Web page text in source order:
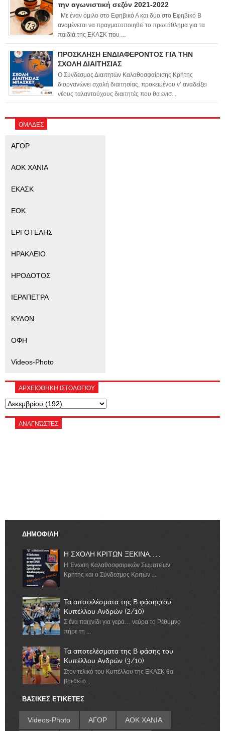
την αγωνιστική σεζόν 2021-2022
Με έναν όμιλο στο Εφηβικό Α και δύο στο Εφηβικό Β
αναμένεται να πραγματοποιηθεί το πρωτάθλημα για τα
παιδιά της ΕΚΑΣΚ που ...
ΠΡΟΣΚΛΗΣΗ ΕΝΔΙΑΦΕΡΟΝΤΟΣ ΓΙΑ ΤΗΝ
ΣΧΟΛΗ ΔΙΑΙΤΗΣΙΑΣ
Ο Σύνδεσμος Διαιτητών Καλαθοσφαίρισης Κρήτης
διοργανώνει σχολή διαιτησίας, προκειμένου ν’ αναδείξει
νέους ταλαντούχους διαιτητές που θα ενισ...
ΟΜΑΔΕΣ
ΑΓΟΡ
ΑΟΚ ΧΑΝΙΑ
ΕΚΑΣΚ
ΕΟΚ
ΕΡΓΟΤΕΛΗΣ
ΗΡΑΚΛΕΙΟ
ΗΡΟΔΟΤΟΣ
ΙΕΡΑΠΕΤΡΑ
ΚΥΔΩΝ
ΟΦΗ
Videos-Photo
ΑΡΧΕΙΟΘΗΚΗ ΙΣΤΟΛΟΓΙΟΥ
ΑΝΑΓΝΏΣΤΕΣ
ΔΗΜΟΦΙΛΗ
Η ΣΧΟΛΗ ΚΡΙΤΩΝ ΞΕΚΙΝΑ.......
Η Ένωση Καλαθοσφαιρικών Σωματείων
Κρήτης και ο Σύνδεσμος Κριτών ...
Τα αποτελέσματα της Β φάσηςτου
Κυπέλλου Ανδρών (2/10)
Σ ένα παιχνίδι για γερά… νεύρα το Ρέθυμνο
πήρε τη ...
Τα αποτελέσματα της Β φάσης του
Κυπέλλου Ανδρών (3/10)
Στον τελικό του Κυπέλλου της ΕΚΑΣΚ θα
βρεθεί ο ...
ΒΑΣΙΚΕΣ ΕΤΙΚΕΤΕΣ
Videos-Photo ΑΓΟΡ ΑΟΚ ΧΑΝΙΑ